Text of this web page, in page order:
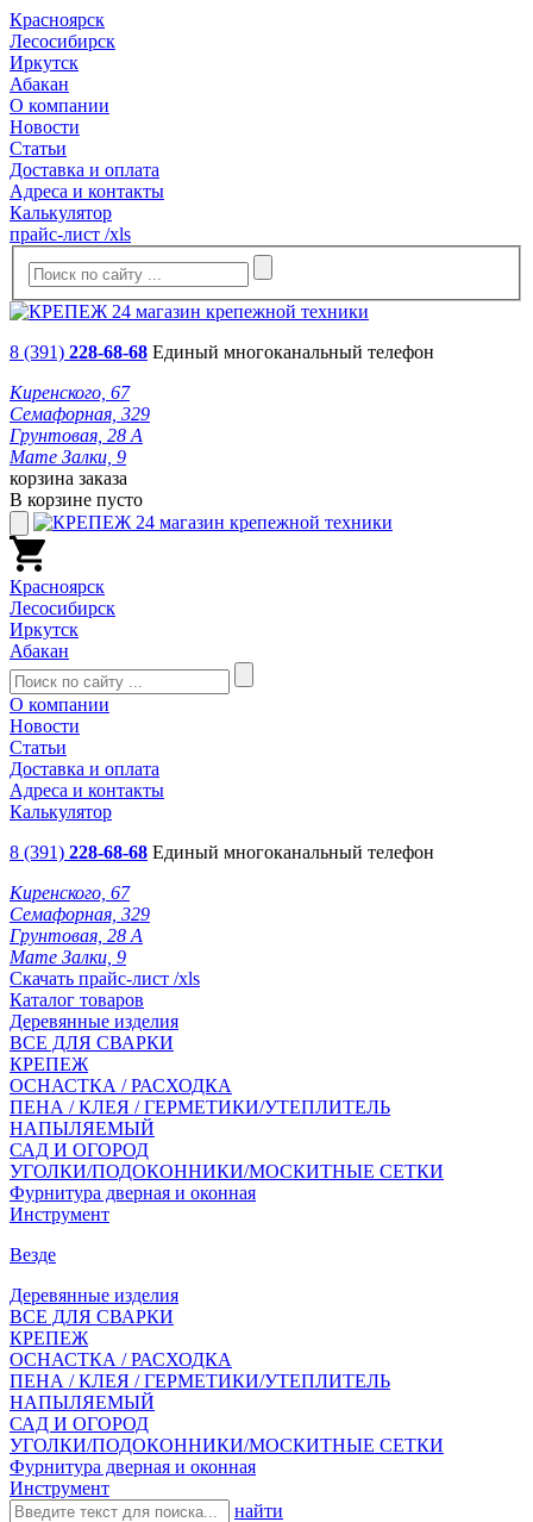
Красноярск
Лесосибирск
Иркутск
Абакан
О компании
Новости
Статьи
Доставка и оплата
Адреса и контакты
Калькулятор
прайс-лист /xls
8 (391) 228-68-68 Единый многоканальный телефон
Киренского, 67
Семафорная, 329
Грунтовая, 28 А
Мате Залки, 9
корзина заказа
В корзине пусто
Красноярск
Лесосибирск
Иркутск
Абакан
О компании
Новости
Статьи
Доставка и оплата
Адреса и контакты
Калькулятор
8 (391) 228-68-68 Единый многоканальный телефон
Киренского, 67
Семафорная, 329
Грунтовая, 28 А
Мате Залки, 9
Скачать прайс-лист /xls
Каталог товаров
Деревянные изделия
ВСЕ ДЛЯ СВАРКИ
КРЕПЕЖ
ОСНАСТКА / РАСХОДКА
ПЕНА / КЛЕЯ / ГЕРМЕТИКИ/УТЕПЛИТЕЛЬ
НАПЫЛЯЕМЫЙ
САД И ОГОРОД
УГОЛКИ/ПОДОКОННИКИ/МОСКИТНЫЕ СЕТКИ
Фурнитура дверная и оконная
Инструмент
Везде
Деревянные изделия
ВСЕ ДЛЯ СВАРКИ
КРЕПЕЖ
ОСНАСТКА / РАСХОДКА
ПЕНА / КЛЕЯ / ГЕРМЕТИКИ/УТЕПЛИТЕЛЬ
НАПЫЛЯЕМЫЙ
САД И ОГОРОД
УГОЛКИ/ПОДОКОННИКИ/МОСКИТНЫЕ СЕТКИ
Фурнитура дверная и оконная
Инструмент
найти